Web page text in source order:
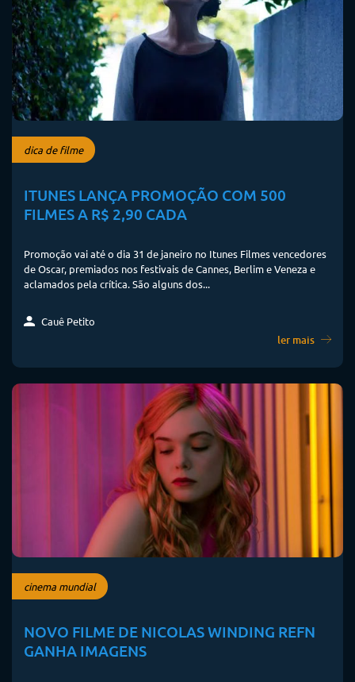
dica de filme
ITUNES LANÇA PROMOÇÃO COM 500
FILMES A R$ 2,90 CADA
Promoção vai até o dia 31 de janeiro no Itunes Filmes vencedores
de Oscar, premiados nos festivais de Cannes, Berlim e Veneza e
aclamados pela crítica. São alguns dos...
Cauê Petito
ler mais
cinema mundial
NOVO FILME DE NICOLAS WINDING REFN
GANHA IMAGENS